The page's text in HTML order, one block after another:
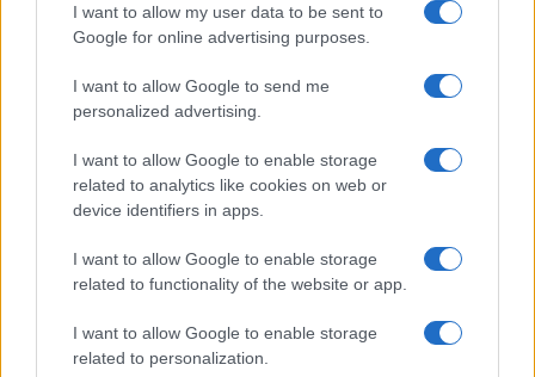
I want to allow my user data to be sent to
Google for online advertising purposes.
I want to allow Google to send me
personalized advertising.
I want to allow Google to enable storage
related to analytics like cookies on web or
device identifiers in apps.
I want to allow Google to enable storage
related to functionality of the website or app.
I want to allow Google to enable storage
related to personalization.
Edoardo Marchesi · 4 Ago 2026
PIÙ LETTI
Business Analysis CRM rif 20042
Lavoro nel mondo dell’arte e della cultura: le ultime
Lavoro in Puglia e Lombardia: scopri le ultime offerte e i
Come leggere gli annunci di lavoro e scovare falsi